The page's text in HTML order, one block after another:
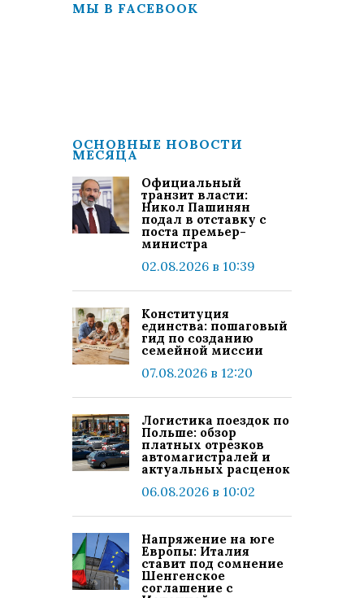
МЫ В FACEBOOK
ОСНОВНЫЕ НОВОСТИ
МЕСЯЦА
Официальный
транзит власти:
Никол Пашинян
подал в отставку с
поста премьер-
министра
02.08.2026 в 10:39
Конституция
единства: пошаговый
гид по созданию
семейной миссии
07.08.2026 в 12:20
Логистика поездок по
Польше: обзор
платных отрезков
автомагистралей и
актуальных расценок
06.08.2026 в 10:02
Напряжение на юге
Европы: Италия
ставит под сомнение
Шенгенское
соглашение с